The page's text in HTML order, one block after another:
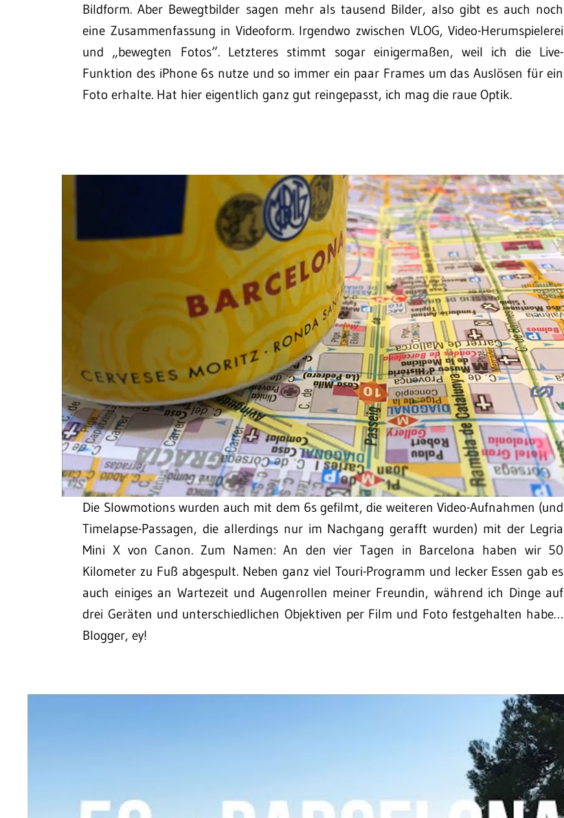
Bildform. Aber Bewegtbilder sagen mehr als tausend Bilder, also gibt es auch noch
eine Zusammenfassung in Videoform. Irgendwo zwischen VLOG, Video-Herumspielerei
und „bewegten Fotos“. Letzteres stimmt sogar einigermaßen, weil ich die Live-
Funktion des iPhone 6s nutze und so immer ein paar Frames um das Auslösen für ein
Foto erhalte. Hat hier eigentlich ganz gut reingepasst, ich mag die raue Optik.
Die Slowmotions wurden auch mit dem 6s gefilmt, die weiteren Video-Aufnahmen (und
Timelapse-Passagen, die allerdings nur im Nachgang gerafft wurden) mit der Legria
Mini X von Canon. Zum Namen: An den vier Tagen in Barcelona haben wir 50
Kilometer zu Fuß abgespult. Neben ganz viel Touri-Programm und lecker Essen gab es
auch einiges an Wartezeit und Augenrollen meiner Freundin, während ich Dinge auf
drei Geräten und unterschiedlichen Objektiven per Film und Foto festgehalten habe…
Blogger, ey!